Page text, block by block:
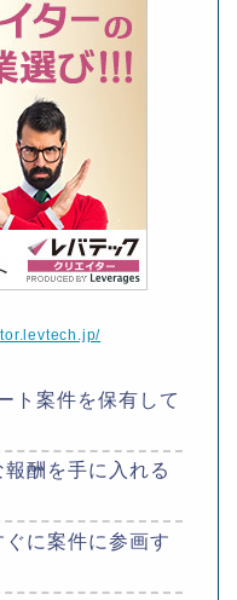
ト案件を保有して
酬を手に入れる
に案件に参画す